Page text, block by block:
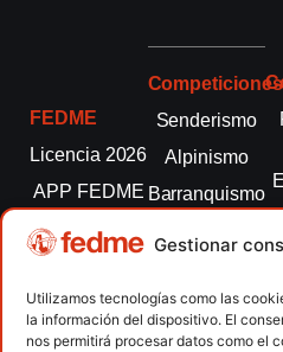
Gestionar
Utilizamos tecnologías como las
la información del dispositivo. El
nos permitirá procesar datos como el
FEDME
Licencia 2026
APP FEDME
Transparencia
autonómicas
Clubes
Competiciones
Senderismo
Alpinismo
Barranquismo
montaña
Escalada
Escalada